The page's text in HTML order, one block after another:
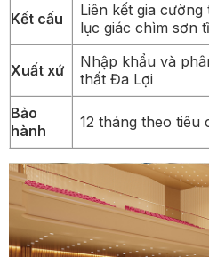
Kết cấu
Liên kết gia
lục giác chìm sơn
Xuất xứ
Nhập khẩu và
thất Đa Lợi
Bảo
hành
12 tháng theo